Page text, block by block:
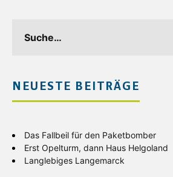
NEUESTE BEITRÄGE
Das Fallbeil für den Paketbomber
Erst Opelturm, dann Haus Helgoland
Langlebiges Langemarck